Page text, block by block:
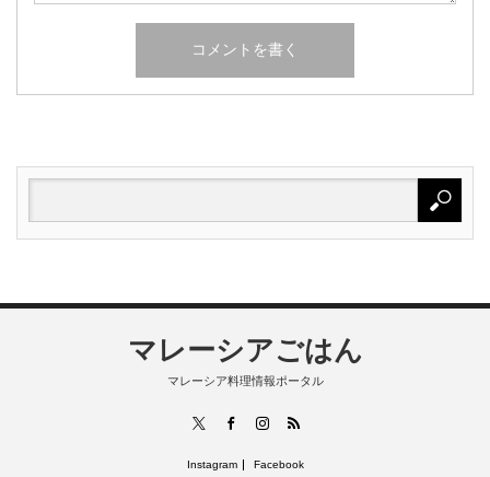
マレーシアごはん
マレーシア料理情報ポータル
FacebookInstagram
RSS
Instagram Facebook